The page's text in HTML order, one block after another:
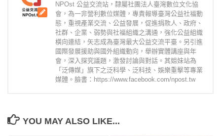
NPOst 公益交流站，隸屬社團法人臺灣數位文化協
會，為一非營利數位媒體，專責報導臺灣公益社福動
態，重視產業交流、公益發展，促進捐款人、政府、
社群、企業、弱勢與社福組織之溝通，強化公益組織
橫向連結，矢志成為臺灣最大公益交流平臺。另引進
國際發展援助與國外組織動向，舉辦實體講座與年
會，深入探究議題，激發討論與對話。其姐妹站為
「泛傳媒」旗下之泛科學、泛科技、娛樂重擊等專業
媒體。臉書：https://www.facebook.com/npost.tw
YOU MAY ALSO LIKE...